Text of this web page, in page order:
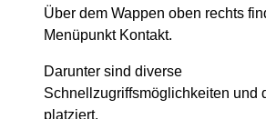
Über dem Wappen oben rechts
Menüpunkt Kontakt.
Darunter sind diverse
Schnellzugriffsmöglichkeiten und
platziert.